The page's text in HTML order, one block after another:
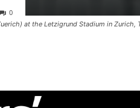
at the Letzigrund Stadium in
0